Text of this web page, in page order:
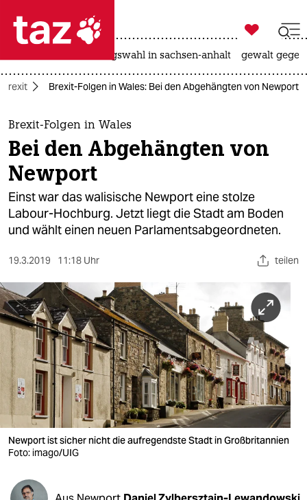
 taz zahl ich
taz zahl ich
themen
politik
öko
gesellschaft
sport
berlin
nord
wahrheit
verlag
verlag
veranstaltungen
shop

taz zahl ich
landtagswahl in sachsen-anhalt gewalt
Brexit Brexit-Folgen in Wales: Bei den Abgehängten von Newport
Brexit-Folgen in Wales
Bei den Abgehängten von
Newport
Einst war das walisische Newport eine stolze
Labour-Hochburg. Jetzt liegt die Stadt am Boden
und wählt einen neuen Parlamentsabgeordneten.
19.3.2019 11:18 Uhr teilen
Newport ist sicher nicht die aufregendste Stadt in Großbritannien
Foto: imago/UIG